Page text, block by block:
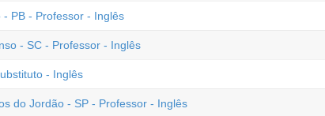
PB - Professor - Inglês
- SC - Professor - Inglês
- Inglês
do Jordão - SP - Professor - Inglês